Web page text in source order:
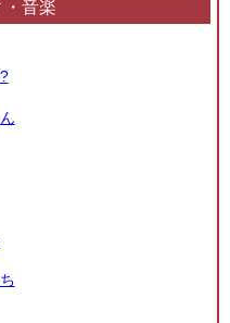
音楽